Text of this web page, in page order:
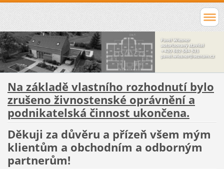
Na základě vlastního rozhodnutí bylo
zrušeno živnostenské oprávnění a
podnikatelská činnost ukončena.
Děkuji za důvěru a přízeň všem mým
klientům a obchodním a odborným
partnerům!